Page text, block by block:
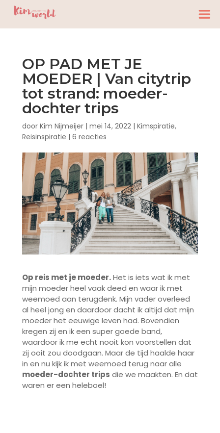
OP PAD MET JE
MOEDER | Van citytrip
tot strand: moeder-
dochter trips
door Kim Nijmeijer| mei 14, 2022| Kimspiratie,
Reisinspiratie | 6 reacties
Op reis met je moeder.Het is iets wat ik met
mijn moeder heel vaak deed en waar ik met
weemoed aan terugdenk. Mijn vader overleed
al heel jong en daardoor dacht ik altijd dat mijn
moeder het eeuwige leven had. Bovendien
kregen zij en ik een super goede band,
waardoor ik me echt nooit kon voorstellen dat
zij ooit zou doodgaan. Maar de tijd haalde haar
in en nu kijk ik met weemoed terug naar alle
moeder-dochter trips die we maakten. En dat
waren er een heleboel!